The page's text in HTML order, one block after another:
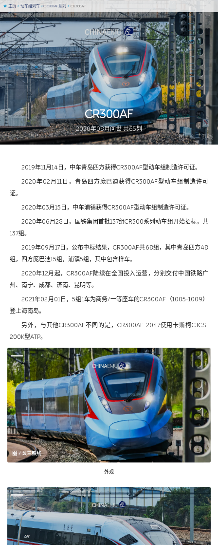
图 / 幺三铁线
CR300AF
2020年08月问世 共65列
主页 动车组列车 CR300AF系列 CR300AF
2019年11月14日，中车青岛四方获得CR300AF型动车组制造许可证。
2020年02月11日，青岛四方庞巴迪获得CR300AF型动车组制造许可
证。
2020年03月15日，中车浦镇获得CR300AF型动车组制造许可证。
2020年06月28日，国铁集团首批137组CR300系列动车组开始招标，共
137组。
2019年09月17日，公布中标结果，CR300AF共68组，其中青岛四方48
组，四方庞巴迪15组，浦镇5组，其中包含样车。
2020年12月起，CR300AF陆续在全国投入运营，分别交付中国铁路广
州、南宁、成都、济南、昆明等。
2021年02月01日，5组1车为商务/一等座车的CR300AF（1005-1009）
登上海南岛。
另外，与其他CR300AF不同的是，CR300AF-2047使用卡斯柯CTCS-
200K型ATP。
图 / 幺三铁线
外观